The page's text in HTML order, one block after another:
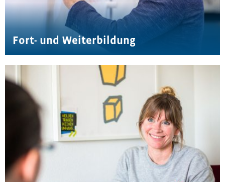
Fort- und Weiterbildung